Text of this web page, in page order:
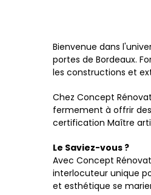
Bienvenue dans
portes de Bordeaux.
les constructions et
Chez Concept
fermement à offrir
certification Maître
Le Saviez-vous ?
Avec Concept
interlocuteur unique
et esthétique se